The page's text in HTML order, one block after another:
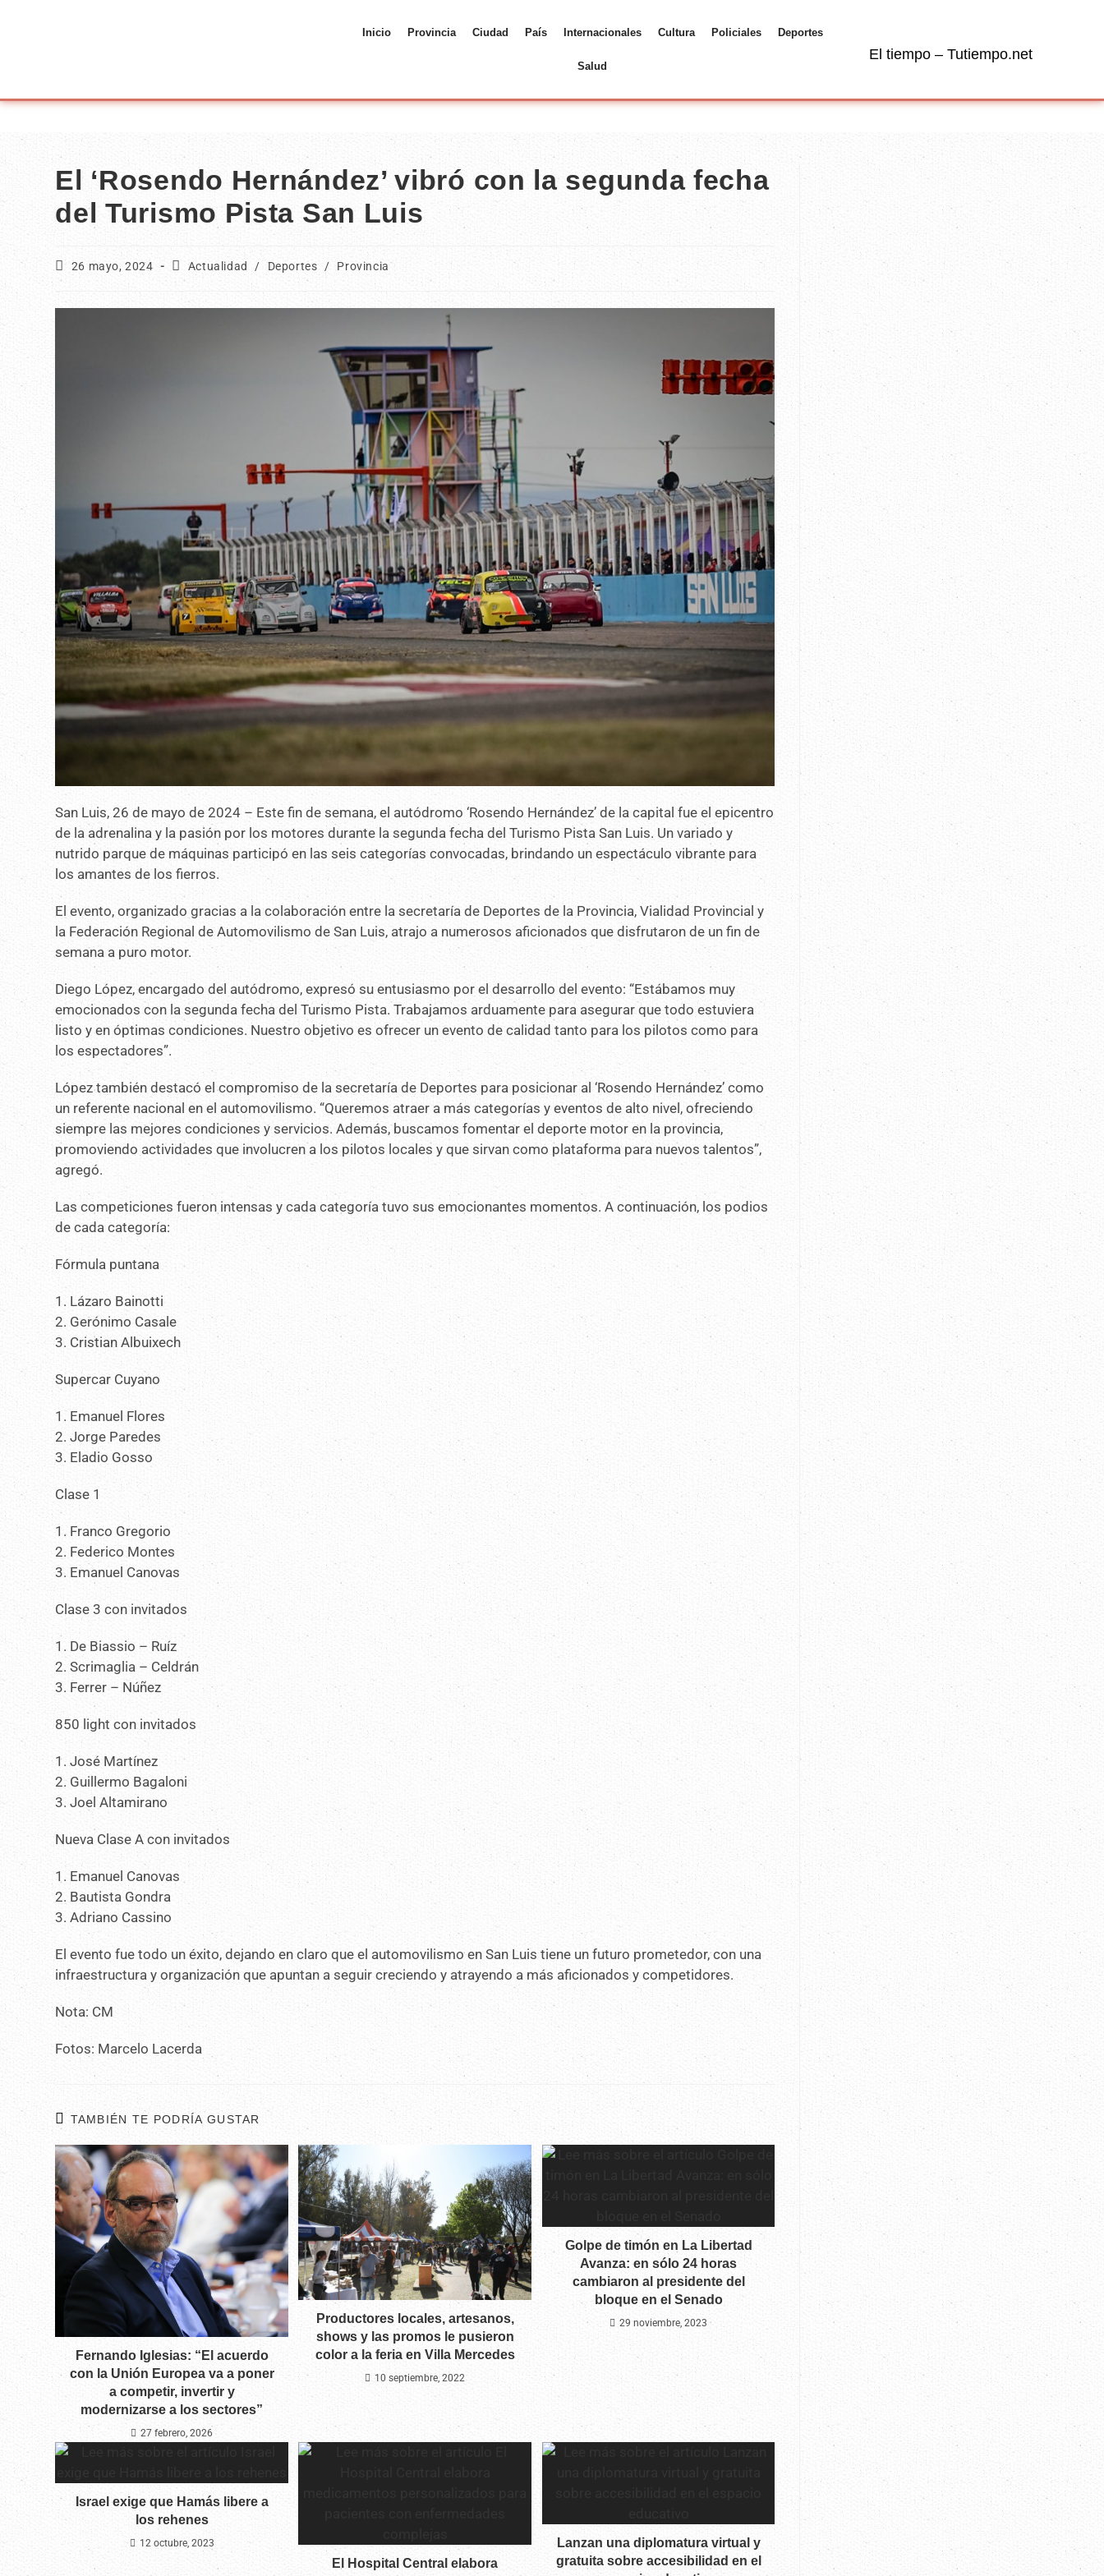
Inicio Provincia Ciudad País Internacionales Cultura Policiales Deportes
Salud
El tiempo – Tutiempo.net
El ‘Rosendo Hernández’ vibró con la segunda fecha
del Turismo Pista San Luis
26 mayo, 2024 Actualidad / Deportes / Provincia
San Luis, 26 de mayo de 2024 – Este fin de semana, el autódromo ‘Rosendo Hernández’ de la capital fue el epicentro
de la adrenalina y la pasión por los motores durante la segunda fecha del Turismo Pista San Luis. Un variado y
nutrido parque de máquinas participó en las seis categorías convocadas, brindando un espectáculo vibrante para
los amantes de los fierros.
El evento, organizado gracias a la colaboración entre la secretaría de Deportes de la Provincia, Vialidad Provincial y
la Federación Regional de Automovilismo de San Luis, atrajo a numerosos aficionados que disfrutaron de un fin de
semana a puro motor.
Diego López, encargado del autódromo, expresó su entusiasmo por el desarrollo del evento: “Estábamos muy
emocionados con la segunda fecha del Turismo Pista. Trabajamos arduamente para asegurar que todo estuviera
listo y en óptimas condiciones. Nuestro objetivo es ofrecer un evento de calidad tanto para los pilotos como para
los espectadores”.
López también destacó el compromiso de la secretaría de Deportes para posicionar al ‘Rosendo Hernández’ como
un referente nacional en el automovilismo. “Queremos atraer a más categorías y eventos de alto nivel, ofreciendo
siempre las mejores condiciones y servicios. Además, buscamos fomentar el deporte motor en la provincia,
promoviendo actividades que involucren a los pilotos locales y que sirvan como plataforma para nuevos talentos”,
agregó.
Las competiciones fueron intensas y cada categoría tuvo sus emocionantes momentos. A continuación, los podios
de cada categoría:
Fórmula puntana
1. Lázaro Bainotti
2. Gerónimo Casale
3. Cristian Albuixech
Supercar Cuyano
1. Emanuel Flores
2. Jorge Paredes
3. Eladio Gosso
Clase 1
1. Franco Gregorio
2. Federico Montes
3. Emanuel Canovas
Clase 3 con invitados
1. De Biassio – Ruíz
2. Scrimaglia – Celdrán
3. Ferrer – Núñez
850 light con invitados
1. José Martínez
2. Guillermo Bagaloni
3. Joel Altamirano
Nueva Clase A con invitados
1. Emanuel Canovas
2. Bautista Gondra
3. Adriano Cassino
El evento fue todo un éxito, dejando en claro que el automovilismo en San Luis tiene un futuro prometedor, con una
infraestructura y organización que apuntan a seguir creciendo y atrayendo a más aficionados y competidores.
Nota: CM
Fotos: Marcelo Lacerda
TAMBIÉN TE PODRÍA GUSTAR
Fernando Iglesias: “El acuerdo
con la Unión Europea va a poner
a competir, invertir y
modernizarse a los sectores”
27 febrero, 2026
Productores locales, artesanos,
shows y las promos le pusieron
color a la feria en Villa Mercedes
10 septiembre, 2022
Golpe de timón en La Libertad
Avanza: en sólo 24 horas
cambiaron al presidente del
bloque en el Senado
29 noviembre, 2023
Israel exige que Hamás libere a
los rehenes
12 octubre, 2023
El Hospital Central elabora
Lanzan una diplomatura virtual y
gratuita sobre accesibilidad en el